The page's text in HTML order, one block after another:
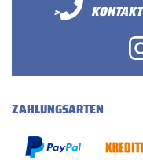
>
KONTAKT
ZAHLUNGSARTEN